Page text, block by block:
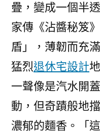
疊，變成一個半
家傳《沾醬秘笈
盾」，薄韌而充
猛烈退休宅設計
一聲像是汽水開
動，但奇蹟般地
濃郁的麵香。「